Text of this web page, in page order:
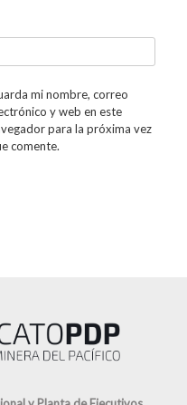
mi nombre, correo
y web en este
para la próxima vez
comente.